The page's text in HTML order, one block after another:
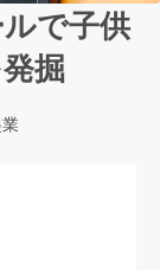
で子供
掘